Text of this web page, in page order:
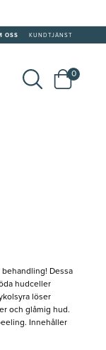
OSS KUNDTJÄNST
0
Dessa
hudceller
löser
och glåmig hud.
Innehåller